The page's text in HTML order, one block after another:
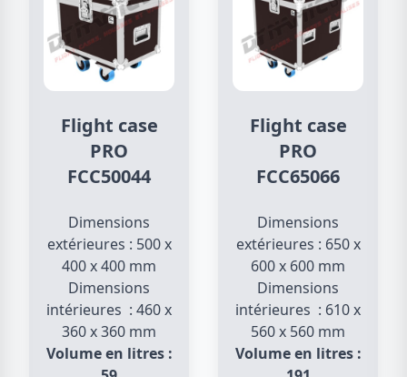
Flight case
PRO
FCC50044
Dimensions
extérieures : 500 x
400 x 400 mm
Dimensions
intérieures : 460 x
360 x 360 mm
Volume en litres :
Flight case
PRO
FCC65066
Dimensions
extérieures : 650 x
600 x 600 mm
Dimensions
intérieures : 610 x
560 x 560 mm
Volume en litres :